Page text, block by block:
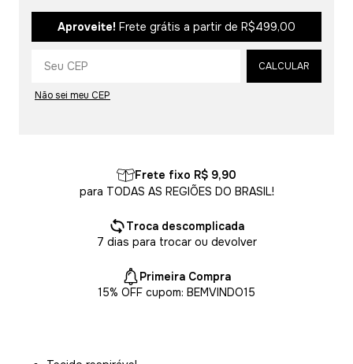
Aproveite! Frete grátis a partir de R$499,00
CALCULAR
Não sei meu CEP
Frete fixo R$ 9,90
para TODAS AS REGIÕES DO BRASIL!
Troca descomplicada
7 dias para trocar ou devolver
Primeira Compra
15% OFF cupom: BEMVINDO15